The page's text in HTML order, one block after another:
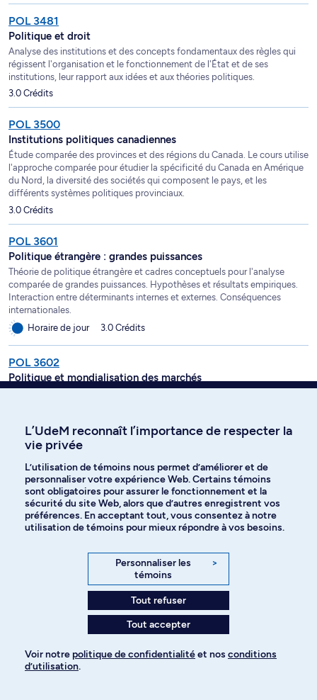
POL 3481
Politique et droit
Analyse des institutions et des concepts fondamentaux des règles qui
régissent l'organisation et le fonctionnement de l'État et de ses
institutions, leur rapport aux idées et aux théories politiques.
3.0 Crédits
POL 3500
Institutions politiques canadiennes
Étude comparée des provinces et des régions du Canada. Le cours utilise
l'approche comparée pour étudier la spécificité du Canada en Amérique
du Nord, la diversité des sociétés qui composent le pays, et les
différents systèmes politiques provinciaux.
3.0 Crédits
POL 3601
Politique étrangère : grandes puissances
Théorie de politique étrangère et cadres conceptuels pour l'analyse
comparée de grandes puissances. Hypothèses et résultats empiriques.
Interaction entre déterminants internes et externes. Conséquences
internationales.
Horaire de jour
3.0 Crédits
POL 3602
Politique et mondialisation des marchés
internationaux et de l'État.
3.0 Crédits
POL 3603
Approches critiques de l’ordre mondial
Introduction aux perspectives critiques en relations internationales qui
repensent les rapports Nord-Sud :approches décoloniales, post-
coloniales, subalternes, intersectionnelles et d’écologie politique.
Horaire de jour
3.0 Crédits
Pouvoir et résistance dans le cyberespace
Étude des phénomènes de surveillance, de contrôle et de résistance
dans le cyberespace au sein de différents régimes politiques. Analyse
théories.
Horaire de jour
L’UdeM reconnaît l’importance de respecter la
vie privée
L’utilisation de témoins nous permet d’améliorer et de
personnaliser votre expérience Web. Certains témoins
sont obligatoires pour assurer le fonctionnement et la
sécurité du site Web, alors que d’autres enregistrent vos
préférences. En acceptant tout, vous consentez à notre
utilisation de témoins pour mieux répondre à vos besoins.
Personnaliser les
témoins
>
Tout refuser
Tout accepter
Voir notre politique de confidentialitéet nos conditions
d’utilisation.